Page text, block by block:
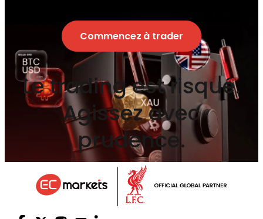
Commencez à trader
Le trading est risqué.
Agissez avec
prudence.